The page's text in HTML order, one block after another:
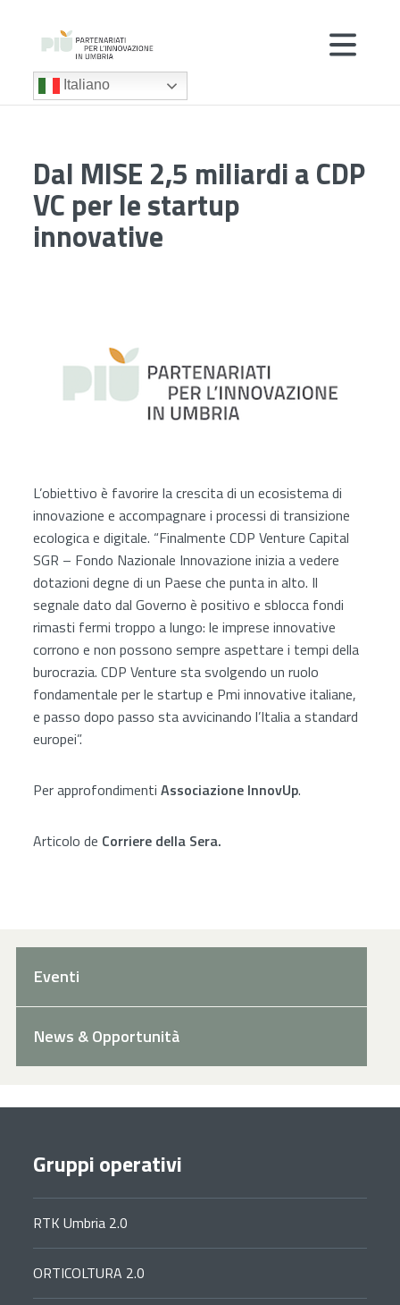
Italiano
Dal MISE 2,5 miliardi a CDP
VC per le startup
innovative
L’obiettivo è favorire la crescita di un ecosistema di
innovazione e accompagnare i processi di transizione
ecologica e digitale. “Finalmente CDP Venture Capital
SGR – Fondo Nazionale Innovazione inizia a vedere
dotazioni degne di un Paese che punta in alto. Il
segnale dato dal Governo è positivo e sblocca fondi
rimasti fermi troppo a lungo: le imprese innovative
corrono e non possono sempre aspettare i tempi della
burocrazia. CDP Venture sta svolgendo un ruolo
fondamentale per le startup e Pmi innovative italiane,
e passo dopo passo sta avvicinando l’Italia a standard
europei”.
Per approfondimentiAssociazione InnovUp.
Articolo de Corriere della Sera.
Eventi
News & Opportunità
Gruppi operativi
RTK Umbria 2.0
ORTICOLTURA 2.0